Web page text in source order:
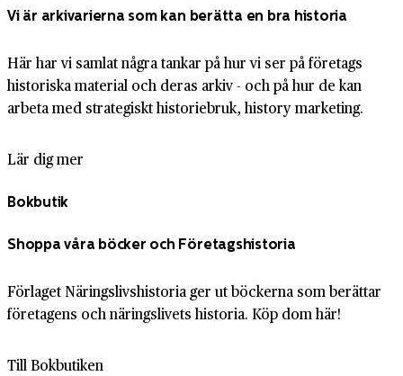
Vi är arkivarierna som kan berätta en bra historia
Här har vi samlat några tankar på hur vi ser på företags
historiska material och deras arkiv - och på hur de kan
arbeta med strategiskt historiebruk, history marketing.
Lär dig mer
Bokbutik
Shoppa våra böcker och Företagshistoria
Förlaget Näringslivshistoria ger ut böckerna som berättar
företagens och näringslivets historia. Köp dom här!
Till Bokbutiken